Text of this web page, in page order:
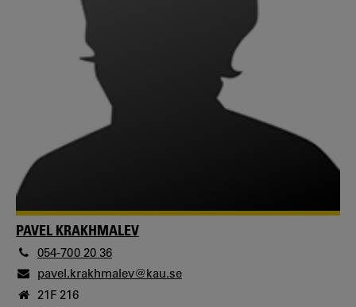
PAVEL KRAKHMALEV
054-700 20 36
pavel.krakhmalev@kau.se
21F 216